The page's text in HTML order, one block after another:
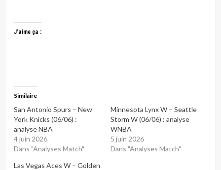
J’aime ça :
Similaire
San Antonio Spurs – New
York Knicks (06/06) :
analyse NBA
4 juin 2026
Dans "Analyses Match"
Minnesota Lynx W – Seattle
Storm W (06/06) : analyse
WNBA
5 juin 2026
Dans "Analyses Match"
Las Vegas Aces W – Golden